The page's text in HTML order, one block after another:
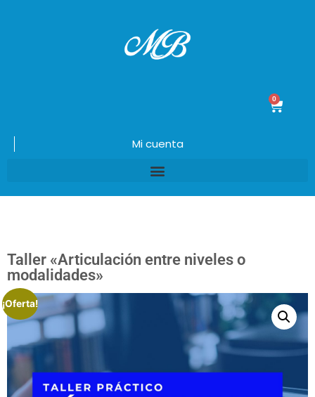
0
Mi cuenta
Taller «Articulación entre niveles o
modalidades»
¡Oferta!